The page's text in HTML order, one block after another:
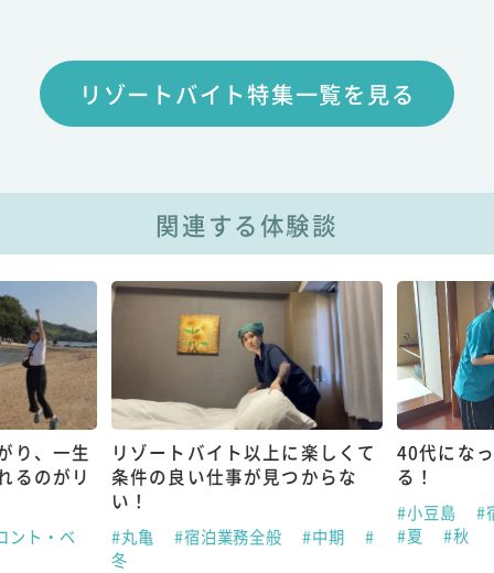
リゾートバイト特集一覧を見る
関連する体験談
り、一生
るのがリ
ント・ベ
リゾートバイト以上に楽しくて
条件の良い仕事が見つからな
い！
#丸亀 #宿泊業務全般 #中期
#
冬
40代にな
る！
#小豆島
#
#夏
#秋